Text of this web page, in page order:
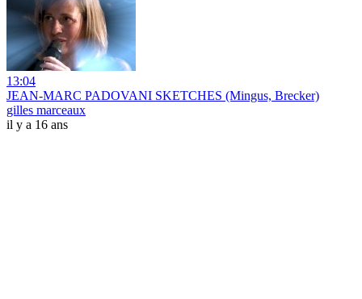
13:04
JEAN-MARC PADOVANI SKETCHES (Mingus, Brecker)
gilles marceaux
il y a 16 ans